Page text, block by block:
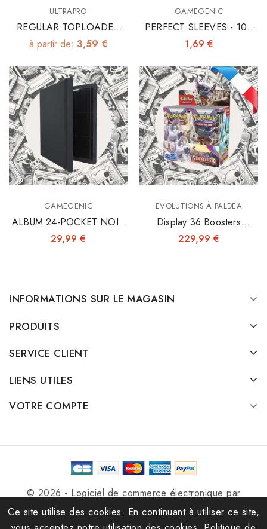
ULTRAPRO
REGULAR TOPLOADER
3"x4" X25
à partir de: 3,59 €
GAMEGENIC
PERFECT SLEEVES - 100
INNER SLEEVES 64X89
1,69 €
GAMEGENIC
ALBUM 24-POCKET NOIR
- Fermeture Élastique
29,99 €
EVOLUTIONS À PALDEA
Display 36 Boosters
Evolutions À Paldea - EV02
229,99 €
INFORMATIONS SUR LE MAGASIN
PRODUITS
SERVICE CLIENT
LIENS UTILES
VOTRE COMPTE
Ce site utilise des cookies. En continuant à utiliser ce site,
© 2026 - Logiciel de commerce électronique par
PrestaShop™